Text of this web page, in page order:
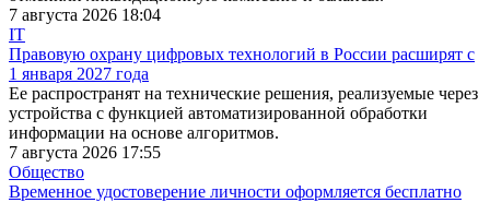
7 августа 2026 18:04
IT
Правовую охрану цифровых технологий в России расширят с
1 января 2027 года
Ее распространят на технические решения, реализуемые через
устройства с функцией автоматизированной обработки
информации на основе алгоритмов.
7 августа 2026 17:55
Общество
Временное удостоверение личности оформляется бесплатно